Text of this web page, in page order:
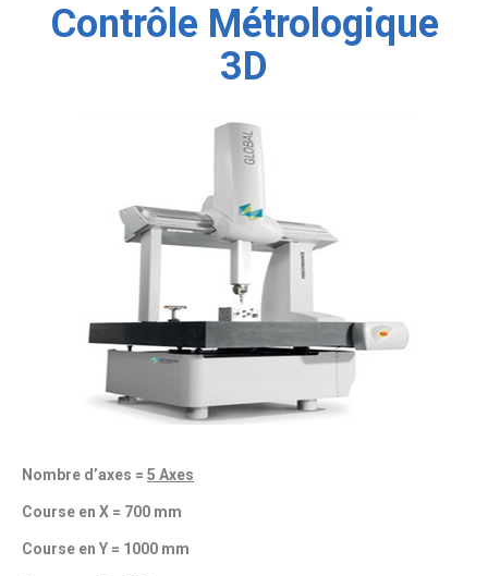
Contrôle Métrologique
3D
Nombre d’axes = 5 Axes
Course en X = 700 mm
Course en Y = 1000 mm